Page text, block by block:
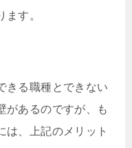
す。
きる職種とできない
があるのですが、も
は、上記のメリット